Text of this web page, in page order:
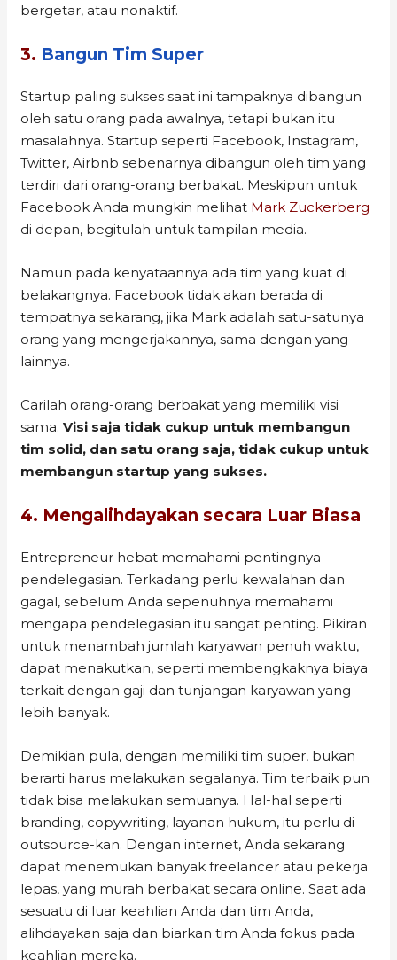
bergetar, atau nonaktif.
3. Bangun Tim Super
Startup paling sukses saat ini tampaknya dibangun
oleh satu orang pada awalnya, tetapi bukan itu
masalahnya. Startup seperti Facebook, Instagram,
Twitter, Airbnb sebenarnya dibangun oleh tim yang
terdiri dari orang-orang berbakat. Meskipun untuk
Facebook Anda mungkin melihat Mark Zuckerberg
di depan, begitulah untuk tampilan media.
Namun pada kenyataannya ada tim yang kuat di
belakangnya. Facebook tidak akan berada di
tempatnya sekarang, jika Mark adalah satu-satunya
orang yang mengerjakannya, sama dengan yang
lainnya.
Carilah orang-orang berbakat yang memiliki visi
sama.Visi saja tidak cukup untuk membangun
tim solid, dan satu orang saja, tidak cukup untuk
membangun startup yang sukses.
4. Mengalihdayakan secara Luar Biasa
Entrepreneur hebat memahami pentingnya
pendelegasian. Terkadang perlu kewalahan dan
gagal, sebelum Anda sepenuhnya memahami
mengapa pendelegasian itu sangat penting. Pikiran
untuk menambah jumlah karyawan penuh waktu,
dapat menakutkan, seperti membengkaknya biaya
terkait dengan gaji dan tunjangan karyawan yang
lebih banyak.
Demikian pula, dengan memiliki tim super, bukan
berarti harus melakukan segalanya. Tim terbaik pun
tidak bisa melakukan semuanya. Hal-hal seperti
branding, copywriting, layanan hukum, itu perlu di-
outsource-kan. Dengan internet, Anda sekarang
dapat menemukan banyak freelancer atau pekerja
lepas, yang murah berbakat secara online. Saat ada
sesuatu di luar keahlian Anda dan tim Anda,
alihdayakan saja dan biarkan tim Anda fokus pada
keahlian mereka.